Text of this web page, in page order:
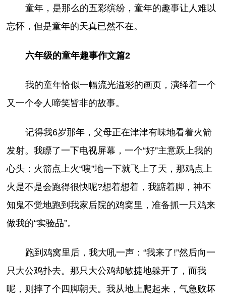
童年，是那么的五彩缤纷，童年的趣事让人难以
忘怀，但是童年的天真已然不在。
六年级的童年趣事作文篇2
我的童年恰似一幅流光溢彩的画页，演绎着一个
又一个令人啼笑皆非的故事。
记得我6岁那年，父母正在津津有味地看着火箭
发射。我瞟了一下电视屏幕，一个“好”主意跃上我的
心头：火箭点上火“嗖”地一下就飞上了天，那鸡点上
火是不是会跑得很快呢?想着想着，我踮着脚，神不
知鬼不觉地跑到我家后院的鸡窝里，准备抓一只鸡来
做我的“实验品”。
跑到鸡窝里后，我大吼一声：“我来了!”然后向一
只大公鸡扑去。那只大公鸡却敏捷地躲开了，而我
呢，则摔了个四脚朝天。我从地上爬起来，气急败坏